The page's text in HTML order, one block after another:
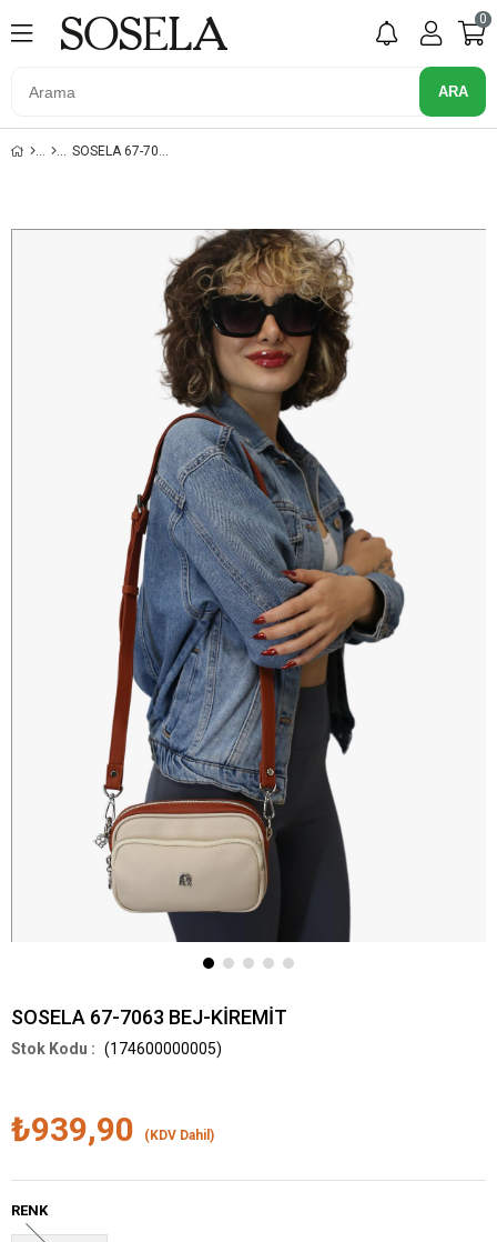
0
SOSELA 67-7063 BEJ-KİREMİT
SOSELA 67-7063 BEJ-KİREMİT
(174600000005)
₺939,90 (KDV Dahil)
RENK